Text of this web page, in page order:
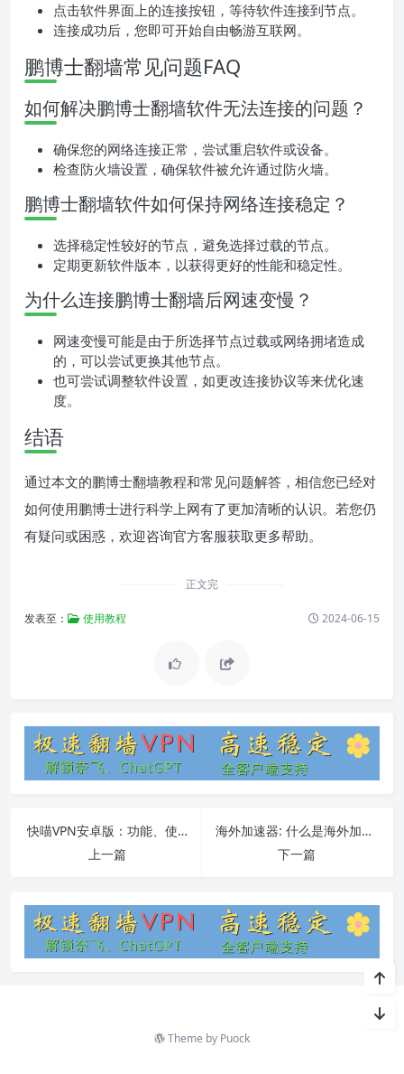
点击软件界面上的连接按钮，等待软件连接到节点。
连接成功后，您即可开始自由畅游互联网。
鹏博士翻墙常见问题FAQ
如何解决鹏博士翻墙软件无法连接的问题？
确保您的网络连接正常，尝试重启软件或设备。
检查防火墙设置，确保软件被允许通过防火墙。
鹏博士翻墙软件如何保持网络连接稳定？
选择稳定性较好的节点，避免选择过载的节点。
定期更新软件版本，以获得更好的性能和稳定性。
为什么连接鹏博士翻墙后网速变慢？
网速变慢可能是由于所选择节点过载或网络拥堵造成
的，可以尝试更换其他节点。
也可尝试调整软件设置，如更改连接协议等来优化速
度。
结语
通过本文的鹏博士翻墙教程和常见问题解答，相信您已经对
如何使用鹏博士进行科学上网有了更加清晰的认识。若您仍
有疑问或困惑，欢迎咨询官方客服获取更多帮助。
正文完
发表至： 使用教程 2024-06-15
快喵VPN安卓版：功能、使用方法和常见问题解答
上一篇
海外加速器: 什么是海外加速器？如何选择及使用？
下一篇
Theme by Puock